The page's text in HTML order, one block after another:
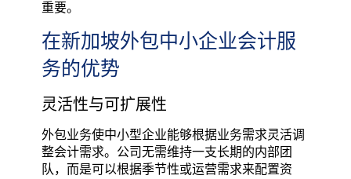
重要。
在新加坡外包中小企业会计服
务的优势
灵活性与可扩展性
外包业务使中小型企业能够根据业务需求灵活调
整会计需求。公司无需维持一支长期的内部团
队，而是可以根据季节性或运营需求来配置资